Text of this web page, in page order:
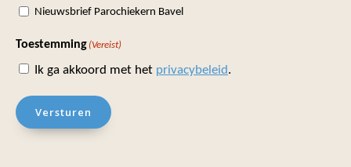
Nieuwsbrief Parochiekern Bavel
Toestemming (Vereist)
Ik ga akkoord met het privacybeleid.
Versturen